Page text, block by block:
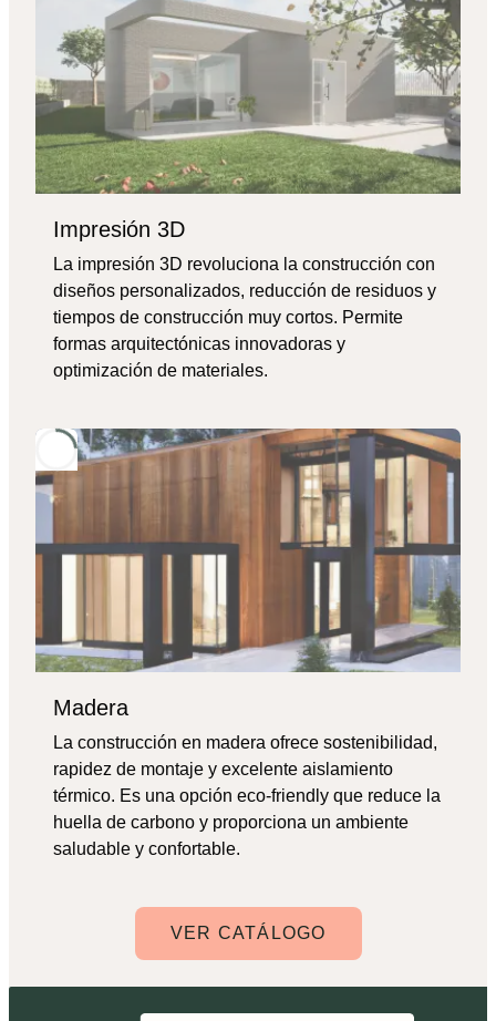
Impresión 3D
La impresión 3D revoluciona la construcción con
diseños personalizados, reducción de residuos y
tiempos de construcción muy cortos. Permite
formas arquitectónicas innovadoras y
optimización de materiales.
Madera
La construcción en madera ofrece sostenibilidad,
rapidez de montaje y excelente aislamiento
térmico. Es una opción eco-friendly que reduce la
huella de carbono y proporciona un ambiente
saludable y confortable.
VER CATÁLOGO